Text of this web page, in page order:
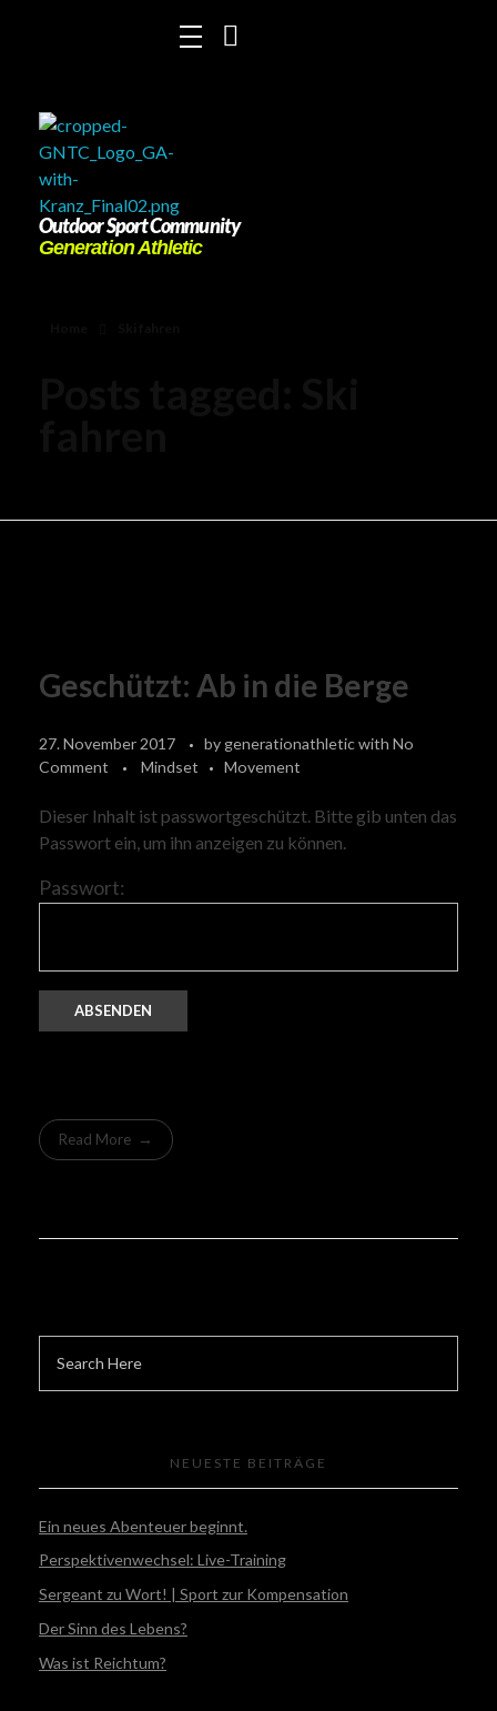
Outdoor Sport Community
Generation Athletic
Geschützt: Ab in die Berge
27. November 2017 by generationathleticwith No
Comment
Mindset Movement
Dieser Inhalt ist passwortgeschützt. Bitte gib unten das
Passwort ein, um ihn anzeigen zu können.
Passwort:
Read More
NEUESTE BEITRÄGE
Ein neues Abenteuer beginnt.
Perspektivenwechsel: Live-Training
Sergeant zu Wort! | Sport zur Kompensation
Der Sinn des Lebens?
Was ist Reichtum?